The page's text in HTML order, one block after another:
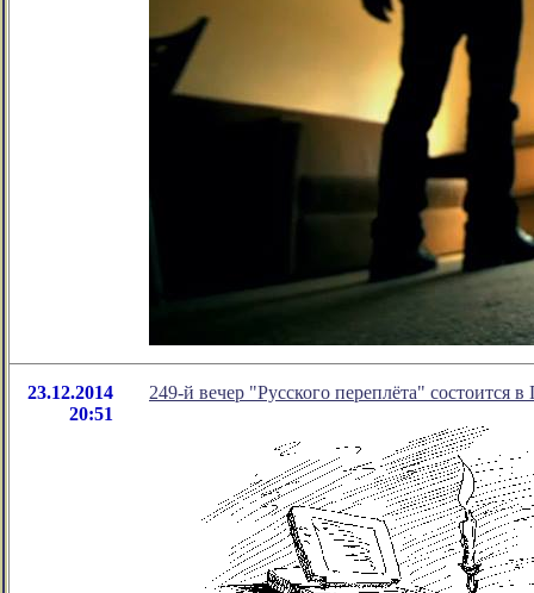
23.12.2014
20:51
249-й вечер "Русского переплёта" состоится